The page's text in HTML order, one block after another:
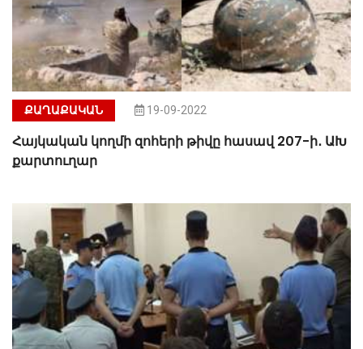
ՔԱՂԱՔԱԿԱՆ 19-09-2022
Հայկական կողմի զոհերի թիվը հասավ 207-ի․ ԱԽ
քարտուղար